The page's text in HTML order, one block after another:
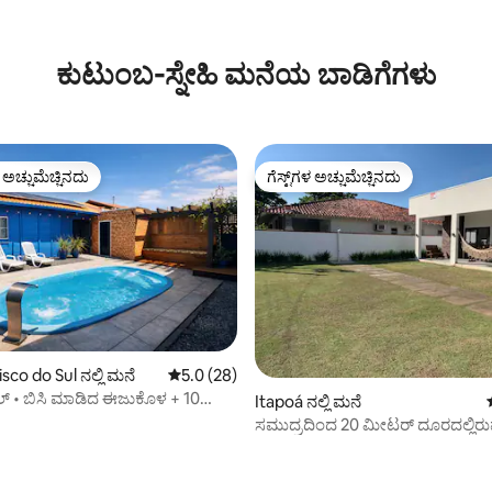
ಕುಟುಂಬ-ಸ್ನೇಹಿ ಮನೆಯ ಬಾಡಿಗೆಗಳು
111 ವಿಮರ್ಶೆಗಳು
ಹೆಚ್ಚು ಅಚ್ಚುಮೆಚ್ಚಿನದು
do Sul ನಲ್ಲಿ ಮನೆ 5 ರಲ್ಲಿ 5.0 ಸರಾಸರಿ ರೇಟಿಂಗ್, 28 ವಿಮರ್ಶೆಗಳು
5.0 (28)
• ಬಿಸಿ ಮಾಡಿದ ಈಜುಕೊಳ + 10
ಗೆಸ್ಟ್‌ಗಳ ಅಚ್ಚುಮೆಚ್ಚಿನದು
ಗೆಸ್ಟ್‌ಗಳ ಅಚ್ಚುಮೆಚ್ಚಿನದು
Itapoá ನಲ್ಲಿ ಮನೆ
ಸಮುದ್ರದಿಂದ 20 ಮೀಟರ್